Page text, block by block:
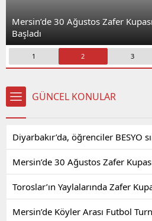
Mersin’de 30 Ağustos Zafer
Başladı
1 2 3
GÜNCEL KONULAR
Diyarbakır’da, öğrenciler BESYO
Mersin’de 30 Ağustos Zafer
Toroslar’ın Yaylalarında Zafer
Mersin’de Köyler Arası Futbol